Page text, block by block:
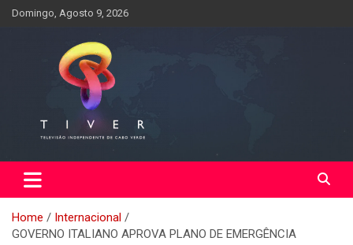
SkipDomingo, Agosto 9, 2026
Home
Internacional
GOVERNO ITALIANO APROVA PLANO DE EMERGÊNCIA